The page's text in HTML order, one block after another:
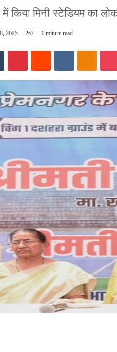
मिनी स्टेडियम का
2025 267 1 minute read
Tumblr PinterestReddit VKontakte